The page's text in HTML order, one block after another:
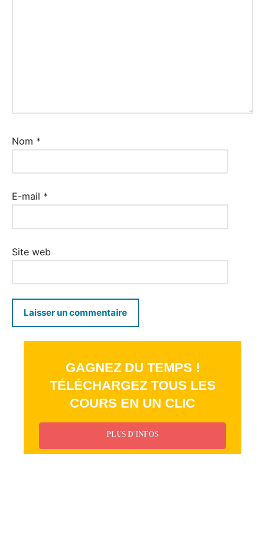
Nom *
E-mail *
Site web
GAGNEZ DU TEMPS !
TÉLÉCHARGEZ TOUS LES
COURS EN UN CLIC
PLUS D'INFOS